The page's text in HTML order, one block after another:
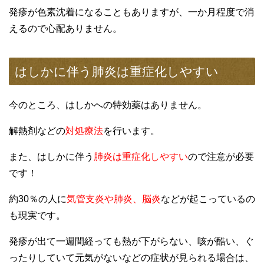
発疹が色素沈着になることもありますが、一か月程度で消
えるので心配ありません。
はしかに伴う肺炎は重症化しやすい
今のところ、はしかへの特効薬はありません。
解熱剤などの対処療法を行います。
また、はしかに伴う 肺炎は重症化しやすいので注意が必要
です！
約30％の人に気管支炎や肺炎、脳炎などが起こっているの
も現実です。
発疹が出て一週間経っても熱が下がらない、咳が酷い、ぐ
ったりしていて元気がないなどの症状が見られる場合は、